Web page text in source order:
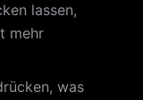
lassen,
mehr
was